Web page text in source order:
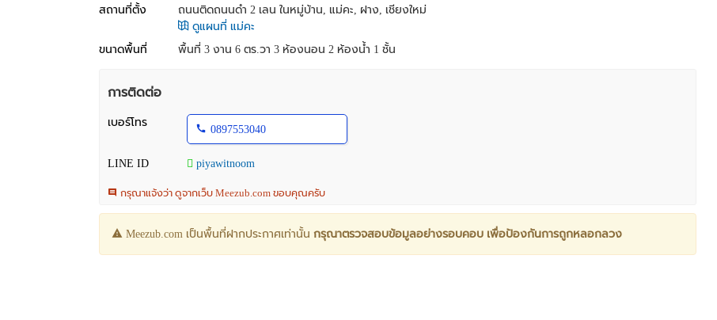
สถานที่ตั้ง
ถนนติดถนนดำ 2 เลน ในหมู่บ้าน, แม่คะ, ฝาง, เชียงใหม่
ดูแผนที่ แม่คะ
ขนาดพื้นที่
พื้นที่ 3 งาน 6 ตร.วา 3 ห้องนอน 2 ห้องน้ำ 1 ชั้น
การติดต่อ
เบอร์โทร
0897553040
LINE ID piyawitnoom
กรุณาแจ้งว่า ดูจากเว็บ Meezub.com ขอบคุณครับ
Meezub.com เป็นพื้นที่ฝากประกาศเท่านั้น กรุณาตรวจสอบข้อมูลอย่างรอบคอบ เพื่อป้องกันการถูกหลอกลวง